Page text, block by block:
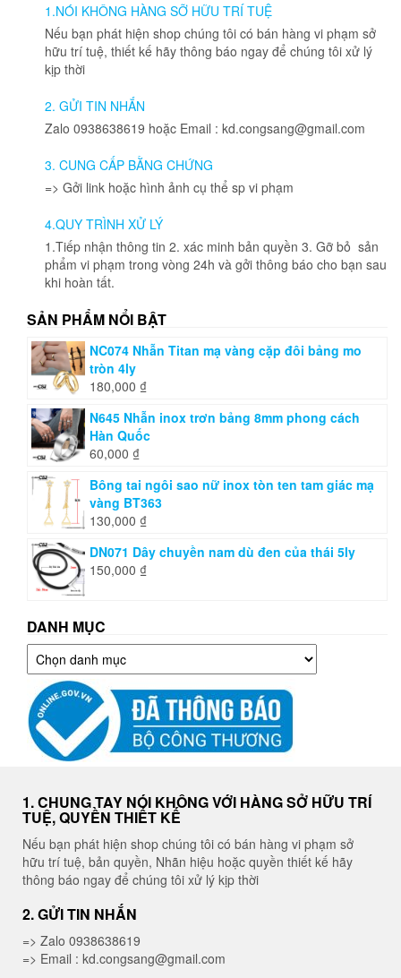
nhiều
biến
thể.
Các
chọn
thể
được
chọn
trên
sản
phẩm
1.NÓI KHÔNG HÀNG SỠ HỮU TRÍ TUỆ
Nếu bạn phát hiện shop chúng tôi có bán hàng vi phạm sở
hữu trí tuệ, thiết kế hãy thông báo ngay để chúng tôi xử lý
kịp thời
2. GỬI TIN NHẮN
Zalo 0938638619 hoặc Email : kd.congsang@gmail.com
3. CUNG CẤP BẰNG CHỨNG
=> Gởi link hoặc hình ảnh cụ thể sp vi phạm
4.QUY TRÌNH XỬ LÝ
1.Tiếp nhận thông tin 2. xác minh bản quyền 3. Gỡ bỏ sản
phẩm vi phạm trong vòng 24h và gởi thông báo cho bạn sau
khi hoàn tất.
SẢN PHẨM NỔI BẬT
NC074 Nhẫn Titan mạ vàng cặp đôi bảng mo
tròn 4ly
180,000 ₫
N645 Nhẫn inox trơn bảng 8mm phong cách
Hàn Quốc
60,000 ₫
Bông tai ngôi sao nữ inox tòn ten tam giác mạ
vàng BT363
130,000 ₫
DN071 Dây chuyền nam dù đen của thái 5ly
150,000 ₫
DANH MỤC
Danh
mục
1. CHUNG TAY NÓI KHÔNG VỚI HÀNG SỞ HỮU TRÍ
TUỆ, QUYỀN THIẾT KẾ
Nếu bạn phát hiện shop chúng tôi có bán hàng vi phạm sở
hữu trí tuệ, bản quyền, Nhãn hiệu hoặc quyền thiết kế hãy
thông báo ngay để chúng tôi xử lý kịp thời
2. GỬI TIN NHẮN
=> Zalo 0938638619
=> Email : kd.congsang@gmail.com